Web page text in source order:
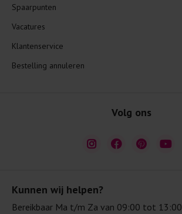
Kunnen wij helpen?
Bereikbaar Ma t/m Za van 09:00 tot 13:00
Spaarpunten
Vacatures
Klantenservice
Bestelling annuleren
Volg ons